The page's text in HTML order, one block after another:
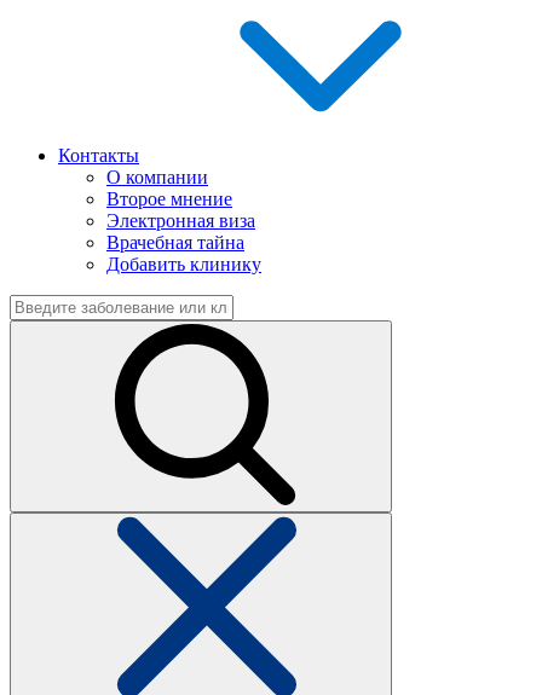
Контакты
О компании
Второе мнение
Электронная виза
Врачебная тайна
Добавить клинику